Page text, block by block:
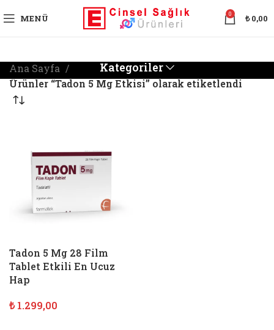
MENÜ 0 ₺0,00
Kategoriler
Ana Sayfa
Ürünler “Tadon 5 Mg Etkisi” olarak etiketlendi
Tadon 5 Mg 28 Film
Tablet Etkili En Ucuz
Hap
₺1.299,00